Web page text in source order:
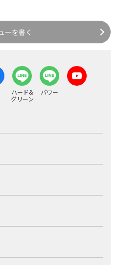
ーを書く
ハード&
グリーン
パワー